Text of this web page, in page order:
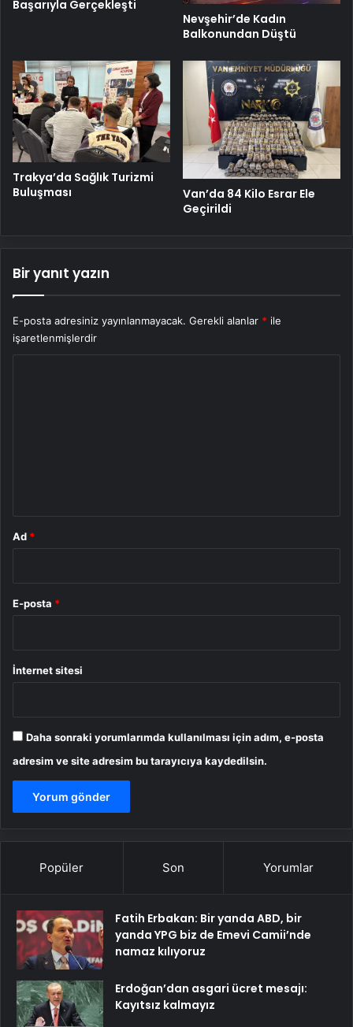
Başarıyla Gerçekleşti
Nevşehir’de Kadın
Balkonundan Düştü
Trakya’da Sağlık Turizmi
Buluşması
Van’da 84 Kilo Esrar Ele
Geçirildi
Bir yanıt yazın
E-posta adresiniz yayınlanmayacak. Gerekli alanlar * ile
işaretlenmişlerdir
Ad *
E-posta *
İnternet sitesi
Daha sonraki yorumlarımda kullanılması için adım, e-posta
adresim ve site adresim bu tarayıcıya kaydedilsin.
Popüler Son Yorumlar
Fatih Erbakan: Bir yanda ABD, bir
yanda YPG biz de Emevi Camii’nde
namaz kılıyoruz
Erdoğan’dan asgari ücret mesajı:
Kayıtsız kalmayız